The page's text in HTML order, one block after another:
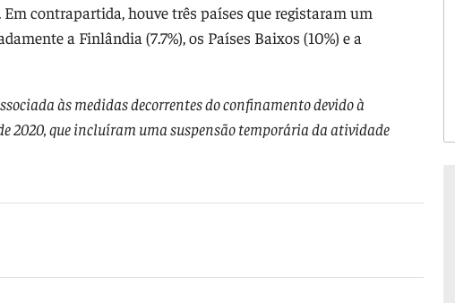
contrapartida, houve três países que registaram um
a Finlândia (7.7%), os Países Baixos (10%) e a
às medidas decorrentes do confinamento devido à
2020, que incluíram uma suspensão temporária da atividade